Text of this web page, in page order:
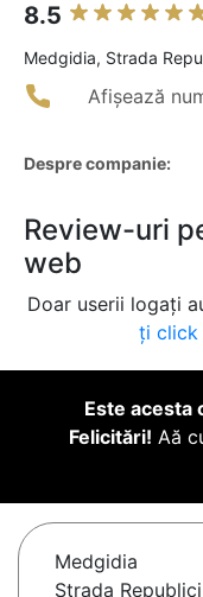
8.5
Medgidia, Strada
Afișează
Despre companie:
Review-uri
web
Doar userii logați
ți click
Este acesta
Felicitări! Aă
Medgidia
Strada